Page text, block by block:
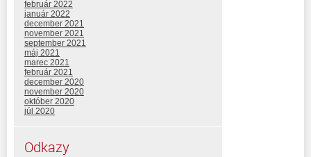
február 2022
január 2022
december 2021
november 2021
september 2021
máj 2021
marec 2021
február 2021
december 2020
november 2020
október 2020
júl 2020
Odkazy